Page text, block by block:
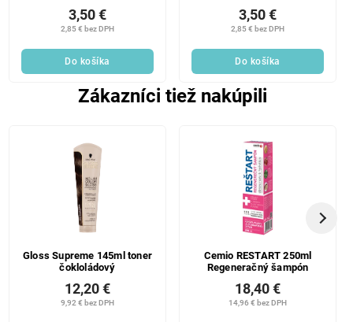
2,85 € bez DPH
3,50 €
Do košíka
2,85 € bez DPH
3,50 €
Do košíka
Zákazníci tiež nakúpili
Gloss Supreme 145ml toner
čokloládový
9,92 € bez DPH
12,20 €
Cemio RESTART 250ml
Regeneračný šampón
14,96 € bez DPH
18,40 €